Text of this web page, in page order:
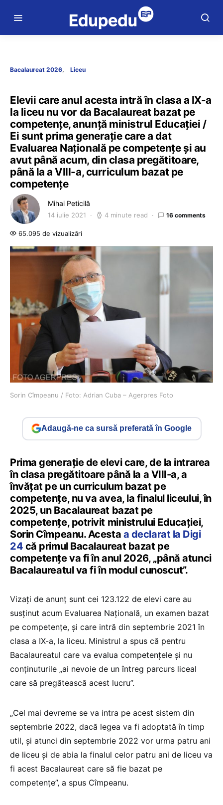
Bacalaureat 2026 Liceu
Elevii care anul acesta intră în clasa a IX-a
la liceu nu vor da Bacalaureat bazat pe
competențe, anunță ministrul Educației /
Ei sunt prima generație care a dat
Evaluarea Națională pe competențe și au
avut până acum, din clasa pregătitoare,
până la a VIII-a, curriculum bazat pe
competențe
Mihai Peticilă
14 iulie 2021 4 minute read 16 comments
65.095 de vizualizări
Sorin Cîmpeanu / Foto: Adrian Cuba – Agerpres Foto
Adaugă-ne ca sursă preferată în Google
Prima generație de elevi care, de la intrarea
în clasa pregătitoare până la a VIII-a, a
învățat pe un curriculum bazat pe
competențe, nu va avea, la finalul liceului, în
2025, un Bacalaureat bazat pe
competențe, potrivit ministrului Educației,
Sorin Cîmpeanu. Acesta a declarat la Digi
24 că primul Bacalaureat bazat pe
competențe va fi în anul 2026, „până atunci
Bacalaureatul va fi în modul cunoscut”.
Vizați de anunț sunt cei 123.122 de elevi care au
susținut acum Evaluarea Națională, un examen bazat
pe competențe, și care intră din septembrie 2021 în
clasa a IX-a, la liceu. Ministrul a spus că pentru
Bacalaureatul care va evalua competențele și nu
conținuturile „ai nevoie de un întreg parcurs liceal
care să pregătească acest lucru”.
„Cel mai devreme se va intra pe acest sistem din
septembrie 2022, dacă legea va fi adoptată în timp
util, și atunci din septembrie 2022 vor urma patru ani
de liceu și de abia la finalul celor patru ani de liceu va
fi acest Bacalaureat care să fie bazat pe
competențe”, a spus Cîmpeanu.